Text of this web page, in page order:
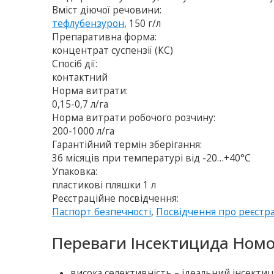
Вміст діючої речовини:
тефлубензурон, 150 г/л
Препаративна форма:
концентрат суспензії (КС)
Спосіб дії:
контактний
Норма витрати:
0,15-0,7 л/га
Норма витрати робочого розчину:
200-1000 л/га
Гарантійний термін зберігання:
36 місяців при температурі від -20…+40°C
Упаковка:
пластикові пляшки 1 л
Реєстраційне посвідчення:
Паспорт безпечності, Посвідчення про
Переваги Інсектицида